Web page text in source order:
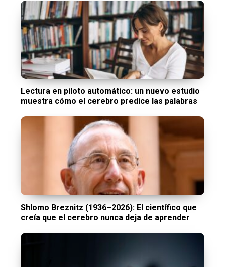
Lectura en piloto automático: un nuevo estudio
muestra cómo el cerebro predice las palabras
Shlomo Breznitz (1936–2026): El científico que
creía que el cerebro nunca deja de aprender